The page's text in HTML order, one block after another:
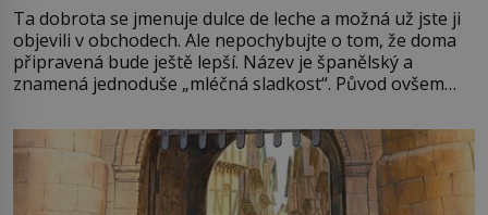
Ta dobrota se jmenuje dulce de leche a možná už jste ji
objevili v obchodech. Ale nepochybujte o tom, že doma
připravená bude ještě lepší. Název je španělský a
znamená jednoduše „mléčná sladkost“. Původ ovšem
pře hned několik latinskoamerických zemí a k tomu
Francie, kde se traduje,